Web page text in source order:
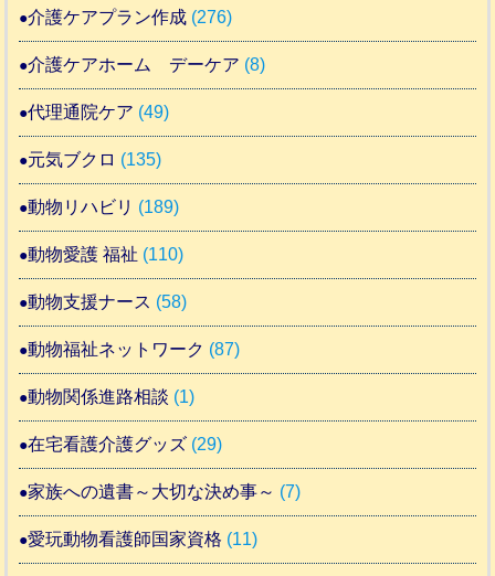
介護ケアプラン作成 (276)
介護ケアホーム デーケア (8)
代理通院ケア (49)
元気ブクロ (135)
動物リハビリ (189)
動物愛護 福祉 (110)
動物支援ナース (58)
動物福祉ネットワーク (87)
動物関係進路相談 (1)
在宅看護介護グッズ (29)
家族への遺書～大切な決め事～ (7)
愛玩動物看護師国家資格 (11)